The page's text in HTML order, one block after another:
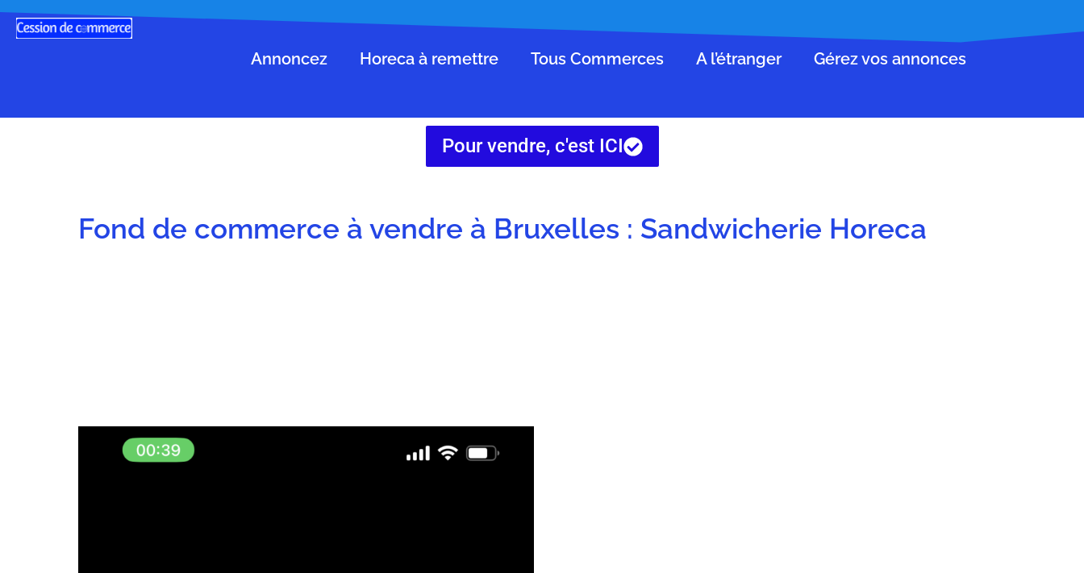
Annoncez Horeca à remettre Tous Commerces A l’étranger Gérez vos annonces
Pour vendre, c'est ICI
Fond de commerce à vendre à Bruxelles : Sandwicherie Horeca